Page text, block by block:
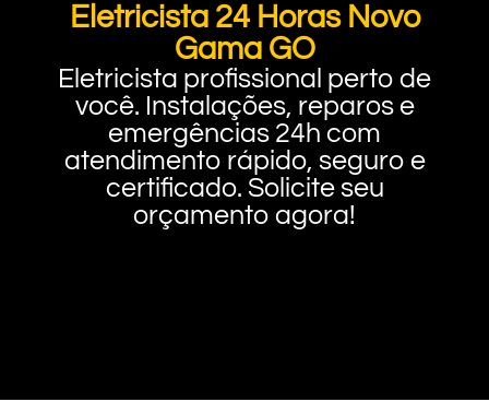
Eletricista 24 Horas Novo
Gama GO
Eletricista profissional perto de
você. Instalações, reparos e
emergências 24h com
atendimento rápido, seguro e
certificado. Solicite seu
orçamento agora!